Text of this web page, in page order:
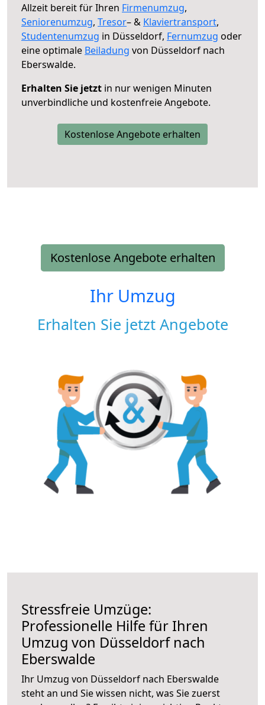
Allzeit bereit für Ihren Firmenumzug,
Seniorenumzug, Tresor– & Klaviertransport,
Studentenumzug in Düsseldorf, Fernumzug oder
eine optimale Beiladung von Düsseldorf nach
Eberswalde.
Erhalten Sie jetzt in nur wenigen Minuten
unverbindliche und kostenfreie Angebote.
Kostenlose Angebote erhalten
Kostenlose Angebote erhalten
Ihr Umzug
Erhalten Sie jetzt Angebote
Stressfreie Umzüge:
Professionelle Hilfe für Ihren
Umzug von Düsseldorf nach
Eberswalde
Ihr Umzug von Düsseldorf nach Eberswalde
steht an und Sie wissen nicht, was Sie zuerst